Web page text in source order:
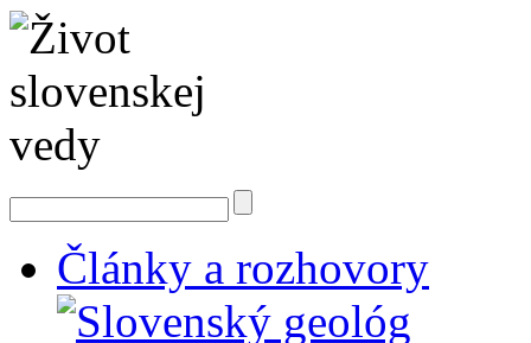
Články a rozhovory